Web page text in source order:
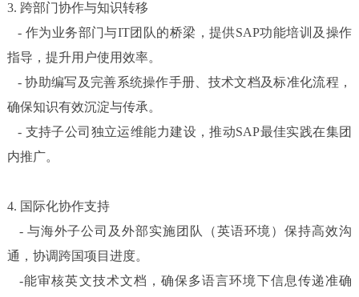
3. 跨部门协作与知识转移
- 作为业务部门与IT团队的桥梁，提供SAP功能培训及操作
指导，提升用户使用效率。
-协助编写及完善系统操作手册、技术文档及标准化流程，
确保知识有效沉淀与传承。
- 支持子公司独立运维能力建设，推动SAP最佳实践在集团
内推广。
4. 国际化协作支持
- 与海外子公司及外部实施团队（英语环境）保持高效沟
通，协调跨国项目进度。
-能审核英文技术文档，确保多语言环境下信息传递准确